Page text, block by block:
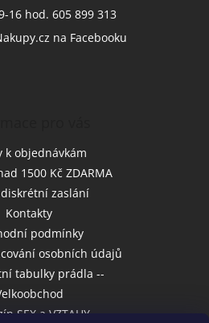
16 hod. 605 899 313
na Facebooku
k objednávkám
1500 Kč ZDARMA
diskrétní zaslání
Kontakty
podmínky
osobních údajů
tabulky prádla --
SEX a VZTAHY